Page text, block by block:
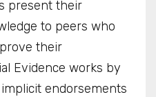
present their
to peers who
their
Evidence works by
endorsements